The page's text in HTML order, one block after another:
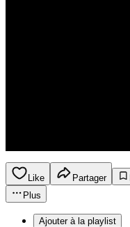
Like Partager
Plus
Ajouter à la playlist